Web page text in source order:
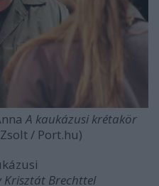
A kaukázusi krétakör
/ Port.hu)
Krisztát Brechttel